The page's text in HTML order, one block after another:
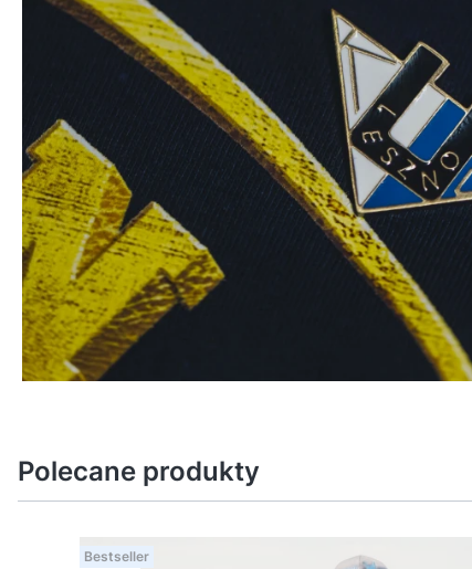
Polecane produkty
Bestseller